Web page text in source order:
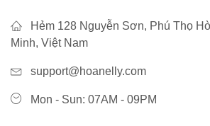
Hẻm 128 Nguyễn Sơn, Phú Thọ
Minh, Việt Nam
support@hoanelly.com
Mon - Sun: 07AM - 09PM